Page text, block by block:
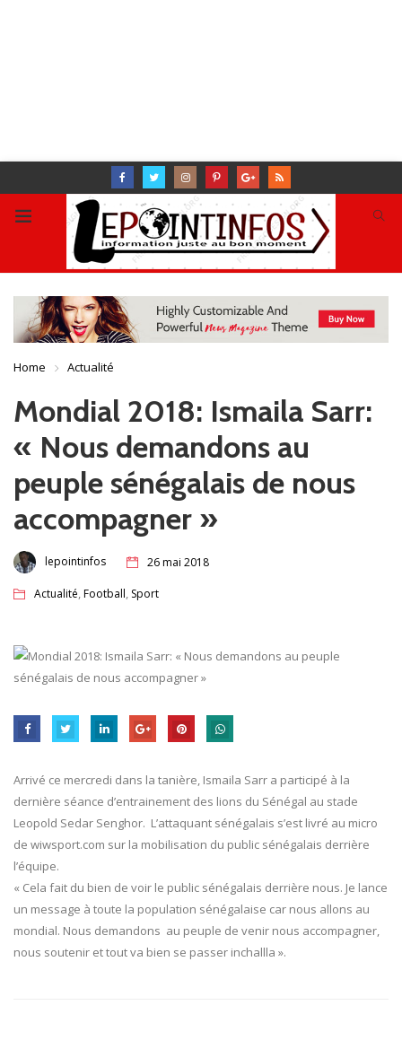
Home Actualité
Mondial 2018: Ismaila Sarr:
« Nous demandons au
peuple sénégalais de nous
accompagner »
lepointinfos 26 mai 2018
Actualité,Football, Sport
Arrivé ce mercredi dans la tanière, Ismaila Sarr a participé à la
dernière séance d’entrainement des lions du Sénégal au stade
Leopold Sedar Senghor. L’attaquant sénégalais s’est livré au micro
de wiwsport.com sur la mobilisation du public sénégalais derrière
l’équipe.
« Cela fait du bien de voir le public sénégalais derrière nous. Je lance
un message à toute la population sénégalaise car nous allons au
mondial. Nous demandons au peuple de venir nous accompagner,
nous soutenir et tout va bien se passer inchallla ».